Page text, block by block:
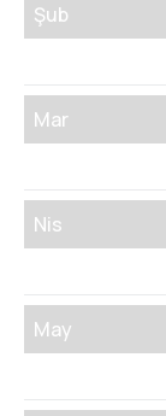
Şub
Mar
Nis
May